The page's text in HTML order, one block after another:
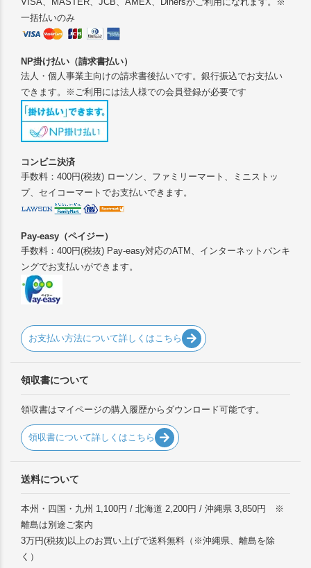
一括払いのみ
NP掛け払い（請求書払い）
法人・個人事業主向けの請求書後払いです。銀行振込でお支払い
できます。※ご利用には法人様での会員登録が必要です
コンビニ決済
手数料：400円(税抜) ローソン、ファミリーマート、ミニストッ
プ、セイコーマートでお支払いできます。
Pay-easy（ペイジー）
手数料：400円(税抜) Pay-easy対応のATM、インターネットバンキ
ングでお支払いができます。
お支払い方法について詳しくはこちら
領収書について
領収書はマイページの購入履歴からダウンロード可能です。
領収書について詳しくはこちら
送料について
本州・四国・九州 1,100円 / 北海道 2,200円 / 沖縄県 3,850円 ※
離島は別途ご案内
3万円(税抜)以上のお買い上げで送料無料（※沖縄県、離島を除
く）